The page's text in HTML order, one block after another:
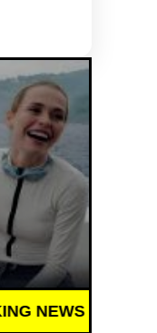
(СМИ) ///